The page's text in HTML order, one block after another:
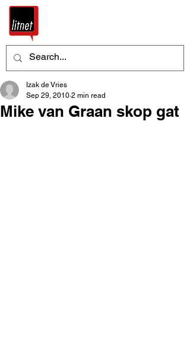
Mike van Graan skop gat
Izak de Vries
Sep 29, 2010 2 min read